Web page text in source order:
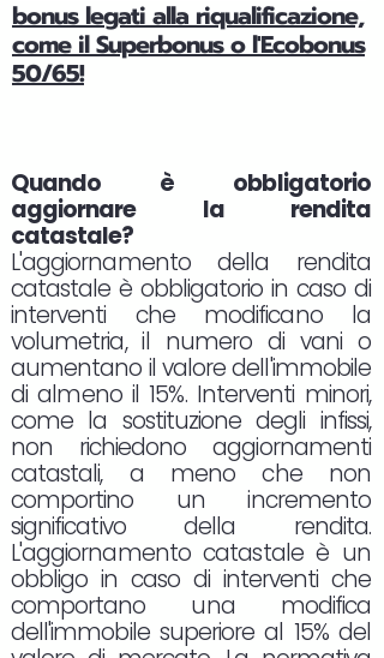
bonus legati alla riqualificazione,
come il Superbonus o l'Ecobonus
50/65!
Quando è obbligatorio
aggiornare la rendita
catastale?
L'aggiornamento della rendita
catastale è obbligatorio in caso di
interventi che modificano la
volumetria, il numero di vani o
aumentano il valore dell'immobile
di almeno il 15%. Interventi minori,
come la sostituzione degli infissi,
non richiedono aggiornamenti
catastali, a meno che non
comportino un incremento
significativo della rendita.
L'aggiornamento catastale è un
obbligo in caso di interventi che
comportano una modifica
dell'immobile superiore al 15% del